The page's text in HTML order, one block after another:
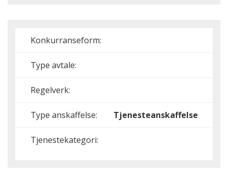
Konkurranseform:
Type avtale:
Regelverk:
Type anskaffelse: Tjenesteanskaffelse
Tjenestekategori: